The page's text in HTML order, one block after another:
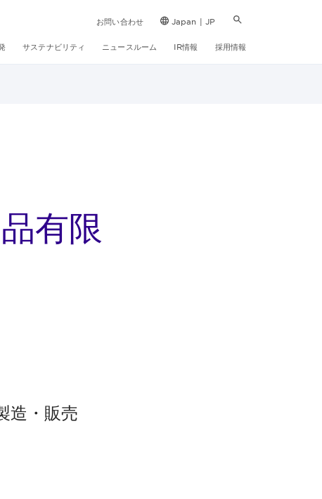
お問い合わせ Japan | JP
サステナビリティ ニュースルーム IR情報 採用情報
有限
造・販売